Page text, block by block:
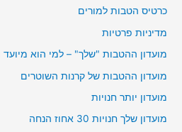
כרטיס הטבות למורים
מדיניות פרטיות
מועדון ההטבות "שלך" – למי הוא מיועד
מועדון ההטבות של קרנות השוטרים
מועדון יותר חנויות
מועדון שלך חנויות 30 אחוז הנחה